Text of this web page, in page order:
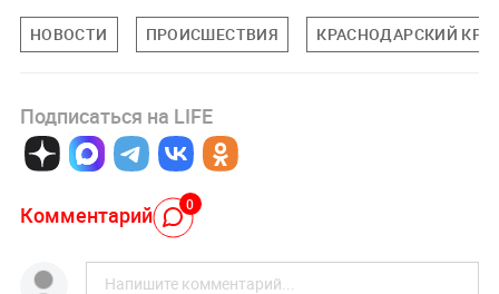
НОВОСТИ ПРОИСШЕСТВИЯ КРАСНОДАРСКИЙ
Подписаться на LIFE
Комментарий 0